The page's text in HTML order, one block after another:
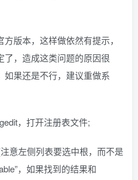
版本，这样做依然有提示，
，造成这类问题的原因很
如果还是不行，建议重做系
，打开注册表文件;
意左侧列表要选中根，而不是
，如果找到的结果和